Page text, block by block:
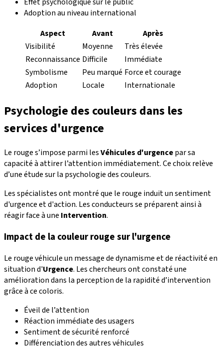
Adoption au niveau international
Aspect
Avant
Après
Visibilité
Moyenne
Très élevée
Reconnaissance Difficile
Immédiate
Symbolisme
Peu marqué Force et courage
Adoption
Locale Internationale
Psychologie des couleurs dans les
services d'urgence
Le rouge s’impose parmi lesVéhicules d'urgencepar sa
capacité à attirer l’attention immédiatement. Ce choix relève
d’une étude sur la psychologie des couleurs.
Les spécialistes ont montré que le rouge induit un sentiment
d'urgence et d'action. Les conducteurs se préparent ainsi à
réagir face à une Intervention.
Impact de la couleur rouge sur l'urgence
Le rouge véhicule un message de dynamisme et de réactivité en
situation d'Urgence. Les chercheurs ont constaté une
amélioration dans la perception de la rapidité d’intervention
grâce à ce coloris.
Éveil de l’attention
Réaction immédiate des usagers
Sentiment de sécurité renforcé
Différenciation des autres véhicules